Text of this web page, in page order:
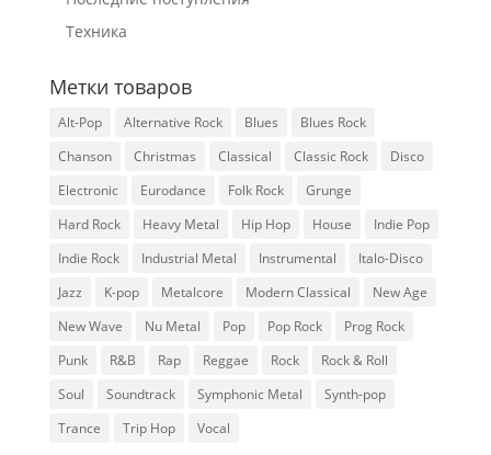
Техника
Метки товаров
Alt-Pop Alternative Rock Blues
Blues Rock
Chanson
Christmas Classical Classic Rock
Disco
Electronic
Eurodance Folk Rock
Grunge
Hard Rock
Heavy Metal Hip Hop House
Indie Pop
Indie Rock
Industrial Metal Instrumental
Italo-Disco
Jazz
K-pop Metalcore Modern Classical
New Age
New Wave
Nu Metal Pop Pop Rock
Prog Rock
Punk
R&B Rap Reggae Rock
Rock & Roll
Soul
Soundtrack Symphonic Metal
Synth-pop
Trance
Trip Hop Vocal